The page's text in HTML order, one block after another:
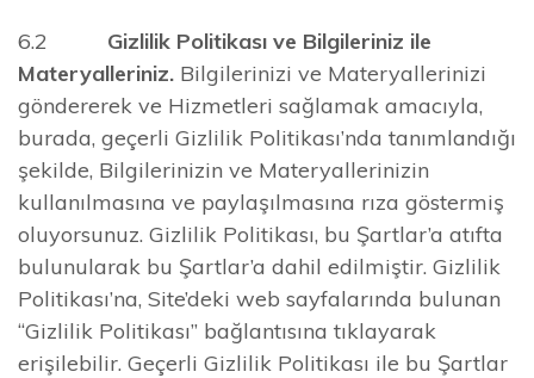
6.2 Gizlilik Politikası ve Bilgileriniz ile
Materyalleriniz. Bilgilerinizi ve Materyallerinizi
göndererek ve Hizmetleri sağlamak amacıyla,
burada, geçerli Gizlilik Politikası’nda tanımlandığı
şekilde, Bilgilerinizin ve Materyallerinizin
kullanılmasına ve paylaşılmasına rıza göstermiş
oluyorsunuz. Gizlilik Politikası, bu Şartlar’a atıfta
bulunularak bu Şartlar’a dahil edilmiştir. Gizlilik
Politikası’na, Site’deki web sayfalarında bulunan
“Gizlilik Politikası” bağlantısına tıklayarak
erişilebilir. Geçerli Gizlilik Politikası ile bu Şartlar